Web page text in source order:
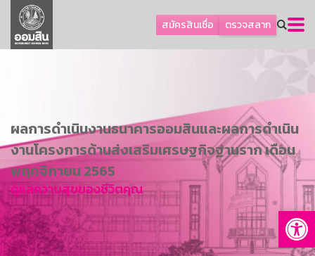
สมัครสินเชื่อ ตรวจสลาก
ลูกค้าธุรกิจ
ลูกค้าผู้ประกอบรายย่อย
เกี่ยวกับธนาคาร
การพัฒนาที่ยั่งยืน
ข่าวสาร
บริการทางการเงิน
อื่นๆ
ติดต่อเรา
ผลการดำเนินงานธนาคารออมสินและผลการดำเนิน
งานโครงการด้านส่งเสริมเศรษฐกิจฐานราก เดือน
พฤศจิกายน 2565
ดูแลความสุขของชีวิตคุณ